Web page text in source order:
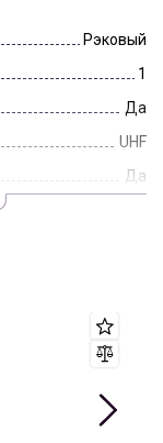
Рэковый
1
Да
UHF
Да